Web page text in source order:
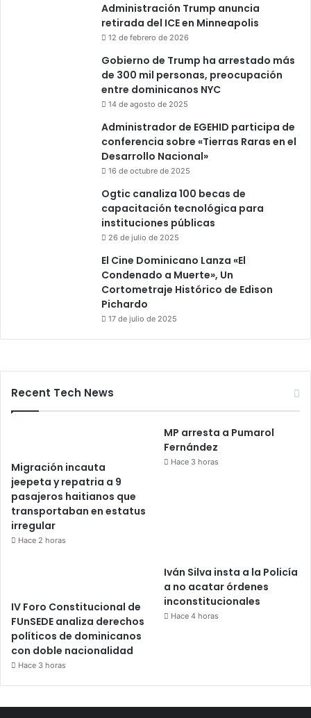
Administración Trump anuncia
retirada del ICE en Minneapolis
12 de febrero de 2026
Gobierno de Trump ha arrestado más
de 300 mil personas, preocupación
entre dominicanos NYC
14 de agosto de 2025
Administrador de EGEHID participa de
conferencia sobre «Tierras Raras en el
Desarrollo Nacional»
16 de octubre de 2025
Ogtic canaliza 100 becas de
capacitación tecnológica para
instituciones públicas
26 de julio de 2025
El Cine Dominicano Lanza «El
Condenado a Muerte», Un
Cortometraje Histórico de Edison
Pichardo
17 de julio de 2025
Recent Tech News
Migración incauta
jeepeta y repatria a 9
pasajeros haitianos que
transportaban en estatus
irregular
Hace 2 horas
MP arresta a Pumarol
Fernández
Hace 3 horas
IV Foro Constitucional de
FUnSEDE analiza derechos
políticos de dominicanos
con doble nacionalidad
Hace 3 horas
Iván Silva insta a la Policía
a no acatar órdenes
inconstitucionales
Hace 4 horas